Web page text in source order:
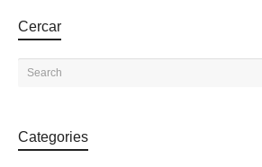
Cercar
Categories